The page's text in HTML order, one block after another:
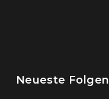
Neueste Folgen